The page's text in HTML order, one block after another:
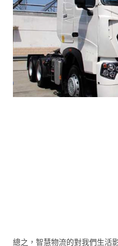
總之，智慧物流的對我們生活